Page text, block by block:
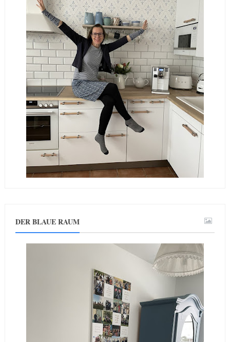
DER BLAUE RAUM